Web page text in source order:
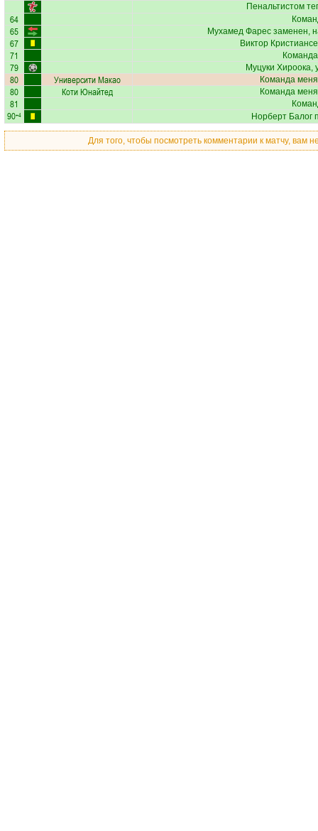
Пенальтистом
64
65 Мухамед Фарес заменен,
67 Виктор
71
79 Муцуки Хироока,
80 Университи Макао Команда
80 Коти Юнайтед Команда
81
90+4 Норберт Балог
Для того, чтобы посмотреть комментарии к матчу, вам